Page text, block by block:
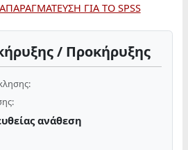
ΓΙΑ ΤΟ SPSS
/ Προκήρυξης
ανάθεση